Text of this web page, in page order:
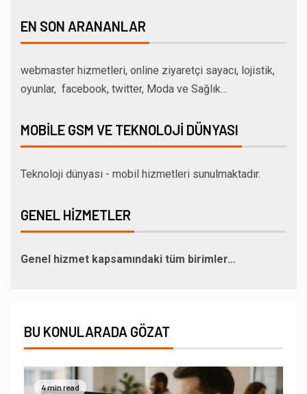
EN SON ARANANLAR
webmaster hizmetleri, online ziyaretçi sayacı, lojistik,
oyunlar, facebook, twitter, Moda ve Sağlık…
MOBILE GSM VE TEKNOLOJI DÜNYASI
Teknoloji dünyası - mobil hizmetleri sunulmaktadır.
GENEL HIZMETLER
Genel hizmet kapsamındaki tüm birimler…
BU KONULARADA GÖZAT
4 min read